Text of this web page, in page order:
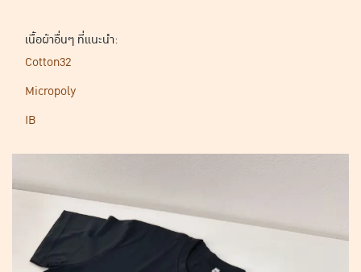
เนื้อผ้าอื่นๆ ที่แนะนำ:
Cotton32
Micropoly
IB